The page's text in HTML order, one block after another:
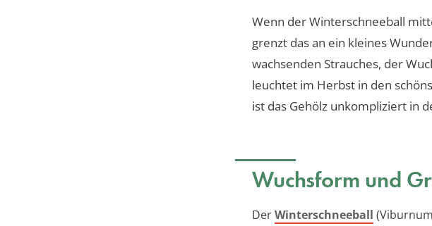
Wenn der Winterschneeball
grenzt das an ein kleines
wachsenden Strauches, der
leuchtet im Herbst in den
ist das Gehölz unkompliziert in
Wuchsform und
DerWinterschneeball